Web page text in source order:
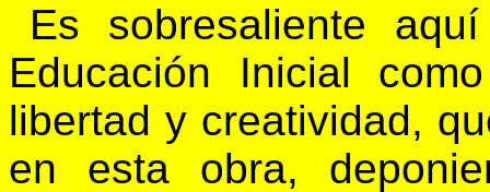
Es sobresaliente
Educación Inicial
libertad y creatividad,
en esta obra,